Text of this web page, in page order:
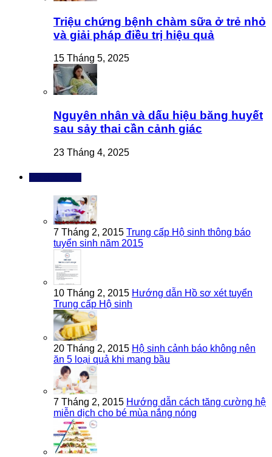
Triệu chứng bệnh chàm sữa ở trẻ nhỏ
và giải pháp điều trị hiệu quả
15 Tháng 5, 2025
Nguyên nhân và dấu hiệu băng huyết
sau sảy thai cần cảnh giác
23 Tháng 4, 2025
7 Tháng 2, 2015 Trung cấp Hộ sinh thông báo
tuyển sinh năm 2015
10 Tháng 2, 2015 Hướng dẫn Hồ sơ xét tuyển
Trung cấp Hộ sinh
20 Tháng 2, 2015 Hộ sinh cảnh báo không nên
ăn 5 loại quả khi mang bầu
7 Tháng 2, 2015 Hướng dẫn cách tăng cường hệ
miễn dịch cho bé mùa nắng nóng